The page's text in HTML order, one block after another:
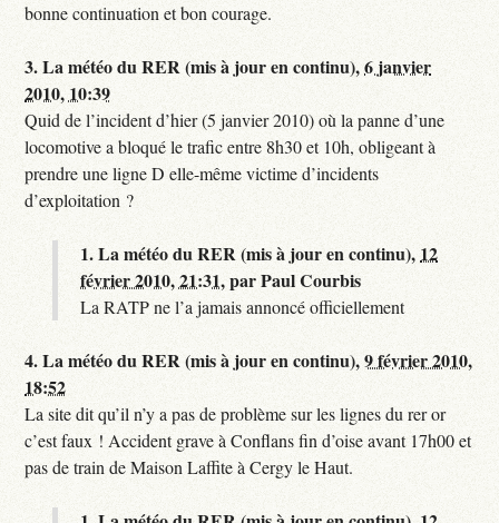
bonne continuation et bon courage.
3.La météo du RER (mis à jour en continu),6 janvier
2010, 10:39
Quid de l’incident d’hier (5 janvier 2010) où la panne d’une
locomotive a bloqué le trafic entre 8h30 et 10h, obligeant à
prendre une ligne D elle-même victime d’incidents
d’exploitation ?
1.La météo du RER (mis à jour en continu), 12
février 2010, 21:31,parPaul Courbis
La RATP ne l’a jamais annoncé officiellement
4.La météo du RER (mis à jour en continu),9 février 2010,
18:52
La site dit qu’il n’y a pas de problème sur les lignes du rer or
c’est faux ! Accident grave à Conflans fin d’oise avant 17h00 et
pas de train de Maison Laffite à Cergy le Haut.